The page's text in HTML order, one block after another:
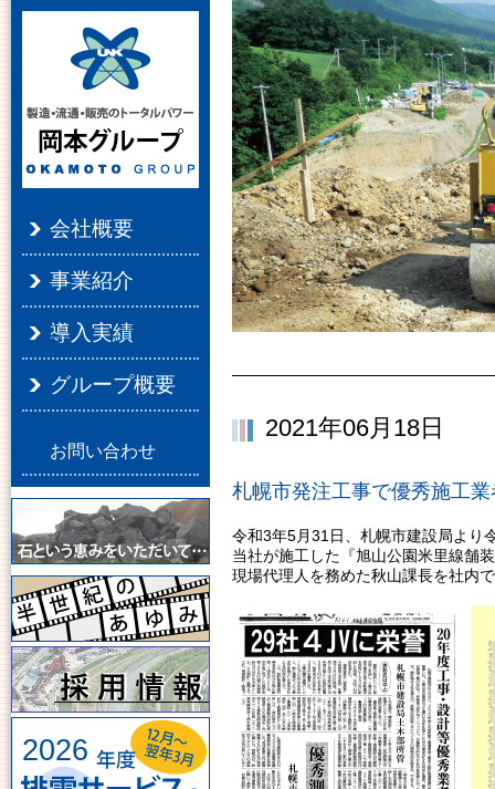
会社概要
事業紹介
導入実績
グループ概要
お問い合わせ
2026
2021年06月18日
札幌市発注工事で優秀施工
令和3年5月31日、札幌市建設局より
当社が施工した『旭山公園米里線舗
現場代理人を務めた秋山課長を社内